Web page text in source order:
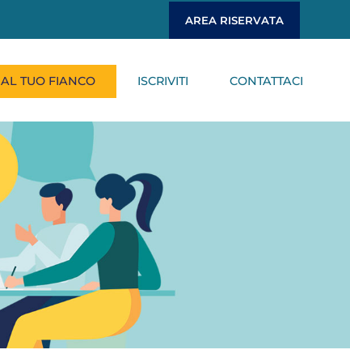
AREA RISERVATA
AL TUO FIANCO ISCRIVITI CONTATTACI